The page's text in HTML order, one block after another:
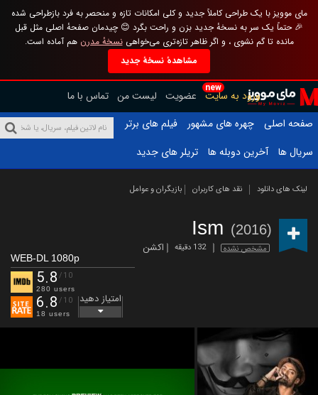
مای موویز با یک طراحی کاملاً جدید و کلی امکانات تازه و منحصر به فرد بازطراحی شده
🎉 حتماً یک سر به نسخهٔ جدید بزن و راحت بگرد 😊 چیدمان صفحهٔ اصلی مثل قبل
مانده تا گم نشوی ، و اگر ظاهر تازه‌تری می‌خواهینسخهٔ مدرن هم آماده است.
مشاهدهٔ نسخهٔ جدید
new
ورود به سایت عضویت لیست من تماس با ما
صفحه اصلی
چهره های مشهور
فیلم های برتر
سریال ها
آخرین دوبله ها تریلر های جدید
لینک های دانلود نقد های کاربران بازیگران و عوامل
Ism (2016)
مشخص نشده 132 دقیقه اکشن
WEB-DL 1080p
5.8 /10
280 users
6.8 /10
18 users
امتیاز دهید